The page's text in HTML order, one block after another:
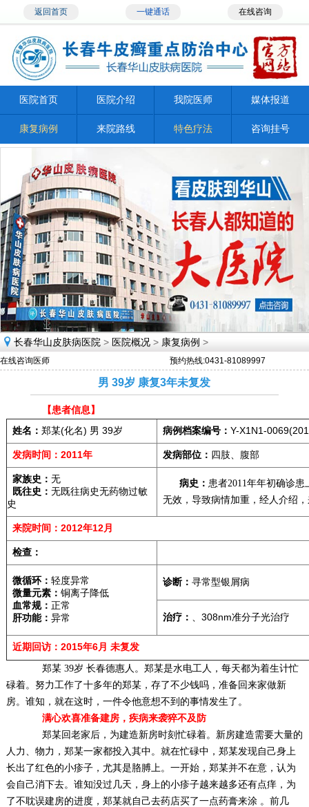
返回首页 一键通话 在线咨询
医院首页 医院介绍 我院医师 媒体报道
康复病例 来院路线 特色疗法 咨询挂号
长春华山皮肤病医院 > 医院概况 > 康复病例 >
在线咨询医师 预约热线:0431-81089997
男 39岁 康复3年未复发
【患者信息】
姓名： 郑某(化名) 男 39岁 病例档案编号： Y-X1N1-
发病时间： 2011年 发病部位： 四肢、腹部
家族史： 无
既往史： 无既往病史无药物过敏
史
病史： 患者2011年年初确诊
无效，导致病情加重，经人介绍
来院时间： 2012年12月
检查：
微循环： 轻度异常
微量元素： 铜离子降低
血常规： 正常
肝功能： 异常
诊断： 寻常型银屑病
治疗： 308nm准分子光治疗
近期回访： 2015年6月 未复发
郑某 39岁 长春德惠人。郑某是水电工人，每天都为着生计忙
碌着。努力工作了十多年的郑某，存了不少钱吗，准备回来家做新
房。谁知，就在这时，一件令他意想不到的事情发生了。
满心欢喜准备建房，疾病来袭猝不及防
郑某回老家后，为建造新房时刻忙碌着。新房建造需要大量的
人力、物力，郑某一家都投入其中。就在忙碌中，郑某发现自己身上
长出了红色的小疹子，尤其是胳膊上。一开始，郑某并不在意，认为
会自己消下去。谁知没过几天，身上的小疹子越来越多还有点痒，为
了不耽误建房的进度，郑某就自己去药店买了一点药膏来涂 。前几